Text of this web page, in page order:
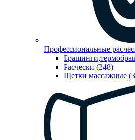
Профессиональные
Расчески (248)
Щетки массажные